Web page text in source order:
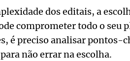
dos editais, a
comprometer todo o seu
é preciso analisar pontos-
não errar na escolha.